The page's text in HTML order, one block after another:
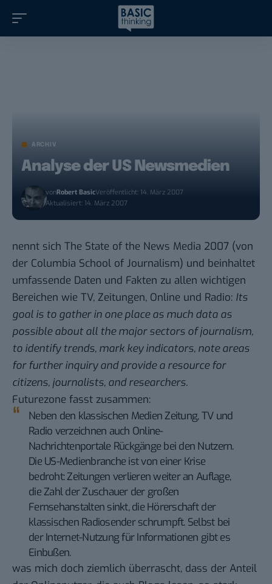
ARCHIV
Analyse der US Newsmedien
vonRobert BasicVeröffentlicht: 14. März 2007
Aktualisiert: 14. März 2007
nennt sich The State of the News Media 2007 (von
der Columbia School of Journalism) und beinhaltet
umfassende Daten und Fakten zu allen wichtigen
Bereichen wie TV, Zeitungen, Online und Radio: Its
goal is to gather in one place as much data as
possible about all the major sectors of journalism,
to identify trends, mark key indicators, note areas
for further inquiry and provide a resource for
citizens, journalists, and researchers.
Futurezone fasst zusammen:
Neben den klassischen Medien Zeitung, TV und
Radio verzeichnen auch Online-
Nachrichtenportale Rückgänge bei den Nutzern.
Die US-Medienbranche ist von einer Krise
bedroht: Zeitungen verlieren weiter an Auflage,
die Zahl der Zuschauer der großen
Fernsehanstalten sinkt, die Hörerschaft der
klassischen Radiosender schrumpft. Selbst bei
der Internet-Nutzung für Informationen gibt es
Einbußen.
was mich doch ziemlich überrascht, dass der Anteil